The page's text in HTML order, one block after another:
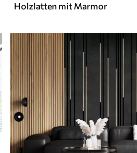
Holzlatten mit Marmor